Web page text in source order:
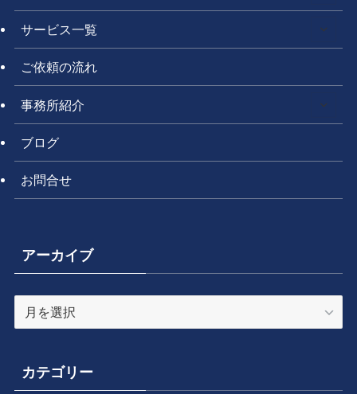
サービス一覧
ご依頼の流れ
事務所紹介
ブログ
お問合せ
アーカイブ
ー
ブ
カテゴリー